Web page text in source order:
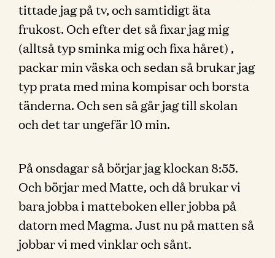
tittade jag på tv, och samtidigt äta
frukost. Och efter det så fixar jag mig
(alltså typ sminka mig och fixa håret) ,
packar min väska och sedan så brukar jag
typ prata med mina kompisar och borsta
tänderna. Och sen så går jag till skolan
och det tar ungefär 10 min.
På onsdagar så börjar jag klockan 8:55.
Och börjar med Matte, och då brukar vi
bara jobba i matteboken eller jobba på
datorn med Magma. Just nu på matten så
jobbar vi med vinklar och sånt.